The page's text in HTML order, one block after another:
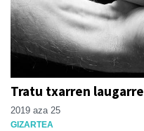
Tratu txarren
2019 aza 25
GIZARTEA